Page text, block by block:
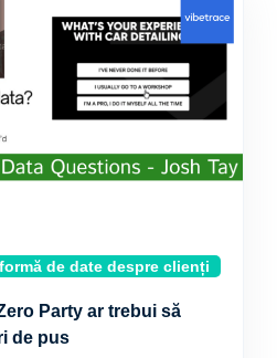
de date despre clienți
Party ar trebui să
de pus